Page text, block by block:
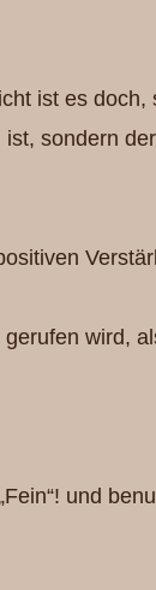
ist es doch,
sondern
wird,
und